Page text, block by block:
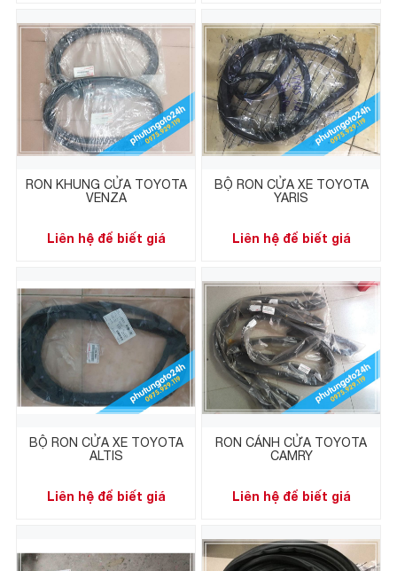
RON KHUNG CỬA TOYOTA
VENZA
Liên hệ để biết giá
BỘ RON CỬA XE TOYOTA
YARIS
Liên hệ để biết giá
BỘ RON CỬA XE TOYOTA
ALTIS
Liên hệ để biết giá
RON CÁNH CỬA TOYOTA
CAMRY
Liên hệ để biết giá